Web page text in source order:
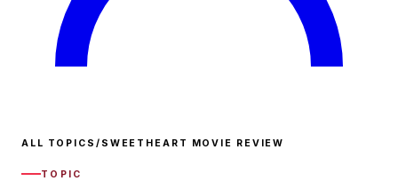
ALL TOPICS / SWEETHEART MOVIE REVIEW
TOPIC